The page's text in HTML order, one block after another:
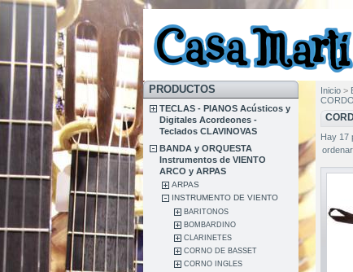
PRODUCTOS
TECLAS - PIANOS Acústicos y
Digitales Acordeones -
Teclados CLAVINOVAS
BANDA y ORQUESTA
Instrumentos de VIENTO
ARCO y ARPAS
ARPAS
INSTRUMENTO DE VIENTO
BARITONOS
BOMBARDINO
CLARINETES
CORNO DE BASSET
CORNO INGLES
Inicio >
Hay 17